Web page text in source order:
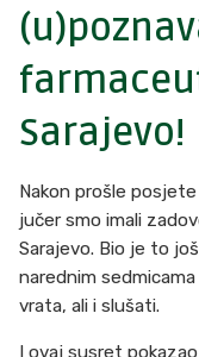
Sarajevo!
Nakon prošle
jučer smo imali
Sarajevo. Bio je to
narednim
vrata, ali i slušati.
I ovaj susret